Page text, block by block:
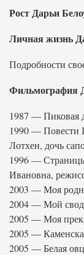
Рост Дарьи
Личная жизнь
Подробности
Фильмография
1987 — Пиковая
1990 — Повести
Лотхен, дочь
1996 —
Ивановна,
2003 — Моя
2004 — Мой
2005 — Моя
2005 —
2005 — Белая